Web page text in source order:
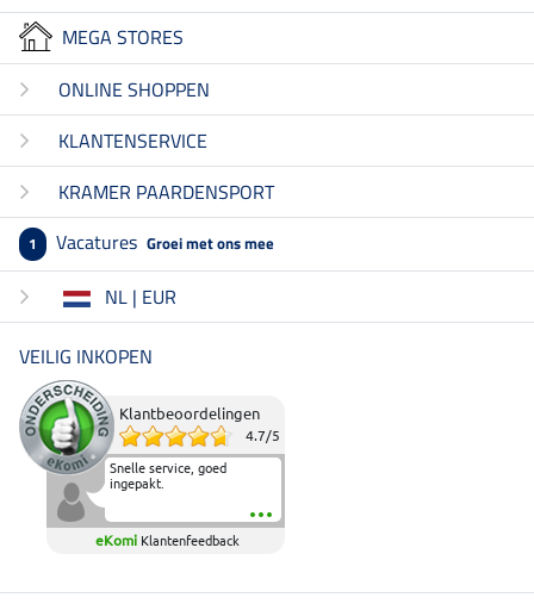
MEGA STORES
ONLINE SHOPPEN
KLANTENSERVICE
KRAMER PAARDENSPORT
1 Vacatures Groei met ons mee
NL | EUR
VEILIG INKOPEN
Klantbeoordelingen
4.7/5
Snelle service, goed
ingepakt.
eKomi Klantenfeedback